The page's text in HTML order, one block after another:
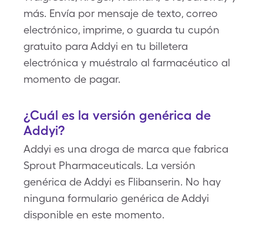
más. Envía por mensaje de texto, correo
electrónico, imprime, o guarda tu cupón
gratuito para Addyi en tu billetera
electrónica y muéstralo al farmacéutico al
momento de pagar.
¿Cuál es la versión genérica de
Addyi?
Addyi es una droga de marca que fabrica
Sprout Pharmaceuticals. La versión
genérica de Addyi es Flibanserin. No hay
ninguna formulario genérica de Addyi
disponible en este momento.